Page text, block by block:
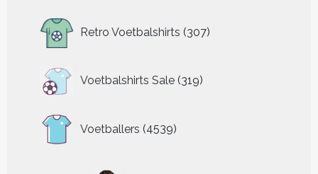
Retro Voetbalshirts 307
producten
Voetbalshirts Sale 319
319
Voetballers 4539
producten